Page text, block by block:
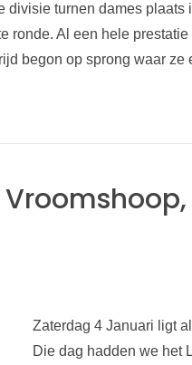
turnen dames plaats
ronde. Al een hele
begon op sprong waar
Zaterdag 4 Januari ligt
Die dag hadden we het